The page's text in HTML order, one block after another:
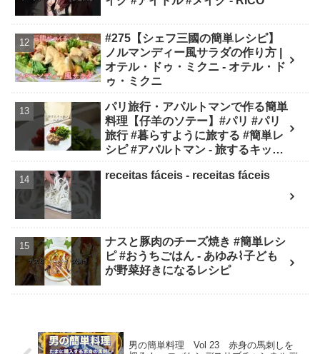
#275【シェフ三國の簡単レシピ】
ノルマンディー風サラダの作り方 |
オテル・ドゥ・ミクニ - オテル・ド
ゥ・ミクニ
パリ旅行・アパルトマンで作る簡単
料理【仔羊のソテー】#パリ #パリ
旅行 #暮らすように旅する #簡単レ
シピ #アパルトマン - 旅するキッチ
receitas fáceis - receitas fáceis
ナスと豚肉のチーズ焼き #簡単レシ
ピ #おうちごはん - あゆみ⌇子ども
が野菜好きになるレシピ
男の簡単料理 Vol 23 赤身の馬刺しを